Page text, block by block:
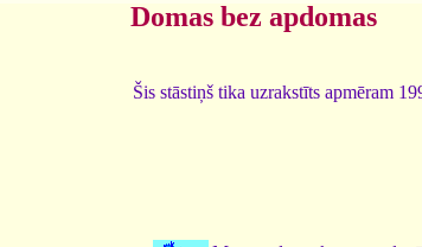
Domas bez apdomas
Šis stāstiņš tika uzrakstīts apmēram